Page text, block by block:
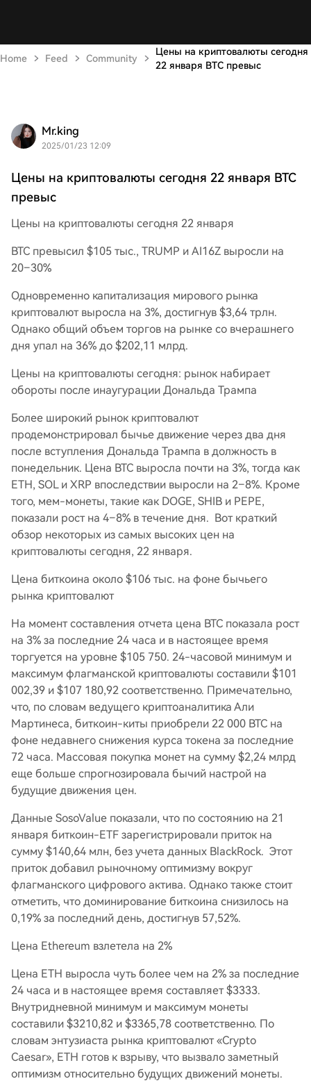
Home Feed Community
Цены на криптовалюты сегодня
22 января BTC превыс
Mr.king
2025/01/23 12:09
Цены на криптовалюты сегодня 22 января BTC
превыс
Цены на криптовалюты сегодня 22 января
BTC превысил $105 тыс., TRUMP и AI16Z выросли на
20–30%
Одновременно капитализация мирового рынка
криптовалют выросла на 3%, достигнув $3,64 трлн.
Однако общий объем торгов на рынке со вчерашнего
дня упал на 36% до $202,11 млрд.
Цены на криптовалюты сегодня: рынок набирает
обороты после инаугурации Дональда Трампа
Более широкий рынок криптовалют
продемонстрировал бычье движение через два дня
после вступления Дональда Трампа в должность в
понедельник. Цена BTC выросла почти на 3%, тогда как
ETH, SOL и XRP впоследствии выросли на 2–8%. Кроме
того, мем-монеты, такие как DOGE, SHIB и PEPE,
показали рост на 4–8% в течение дня. Вот краткий
обзор некоторых из самых высоких цен на
криптовалюты сегодня, 22 января.
Цена биткоина около $106 тыс. на фоне бычьего
рынка криптовалют
На момент составления отчета цена BTC показала рост
на 3% за последние 24 часа и в настоящее время
торгуется на уровне $105 750. 24-часовой минимум и
максимум флагманской криптовалюты составили $101
002,39 и $107 180,92 соответственно. Примечательно,
что, по словам ведущего криптоаналитика Али
Мартинеса, биткоин-киты приобрели 22 000 BTC на
фоне недавнего снижения курса токена за последние
72 часа. Массовая покупка монет на сумму $2,24 млрд
еще больше спрогнозировала бычий настрой на
будущие движения цен.
Данные SosoValue показали, что по состоянию на 21
января биткоин-ETF зарегистрировали приток на
сумму $140,64 млн, без учета данных BlackRock. Этот
приток добавил рыночному оптимизму вокруг
флагманского цифрового актива. Однако также стоит
отметить, что доминирование биткоина снизилось на
0,19% за последний день, достигнув 57,52%.
Цена Ethereum взлетела на 2%
Цена ETH выросла чуть более чем на 2% за последние
24 часа и в настоящее время составляет $3333.
Внутридневной минимум и максимум монеты
составили $3210,82 и $3365,78 соответственно. По
словам энтузиаста рынка криптовалют «Crypto
Caesar», ETH готов к взрыву, что вызвало заметный
оптимизм относительно будущих движений монеты.